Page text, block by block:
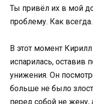
Ты привёл их в мой
проблему. Как всегда.
В этот момент Кирилл
испарилась, оставив
унижения. Он
больше не было
перед собой не жену,